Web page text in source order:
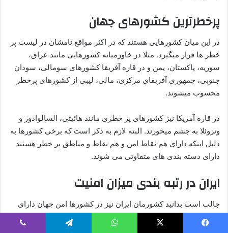
پرخطرترین کشورهای جهان
در این میان کشورهایی هستند که در اکثر مواقع نامشان در لیست پر
خطر ها قرار میگیرد. مثلا در خاورمیانه کشورهایی مانند عراق،
سوریه، پاکستان، یمن و در قاره آفریقا کشورهای سومالی، سودان
جنوبی، جمهوری آفریقای مرکزی، مالی، لیبی از کشورهای پرخطر
محسوب میشوند.
در قاره آمریکا نیز کشورهای پر خطری مانند هائیتی، السالوادور و
ونزوئلا به چشم میخورند. البته لازم به ذکر است که برخی کشورها به
دلیل اینکه دارای هم نقاط امن و هم نقاط و مناطق پر خطر هستند
دارای دسته بندی های متفاوتی می شوند.
ایران در رتبه بندی میزان امنیت
جالب است بدانید کشورمان ایران نیز در کشورها امن جهان دارای
روسیه
، تونس، بحرین و قزاقستان در لیست کشورهای با